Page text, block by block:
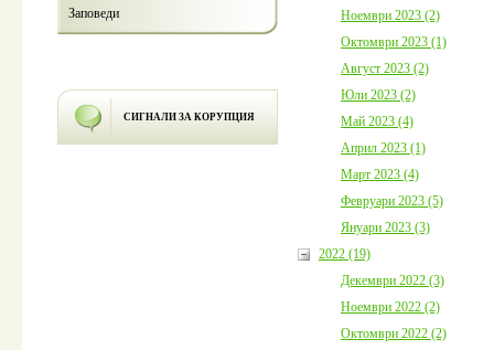
Заповеди
СИГНАЛИ ЗА КОРУПЦИЯ
Ноември 2023 (2)
Октомври 2023 (1)
Август 2023 (2)
Юли 2023 (2)
Май 2023 (4)
Април 2023 (1)
Март 2023 (4)
Февруари 2023 (5)
Януари 2023 (3)
2022 (19)
Декември 2022 (3)
Ноември 2022 (2)
Октомври 2022 (2)